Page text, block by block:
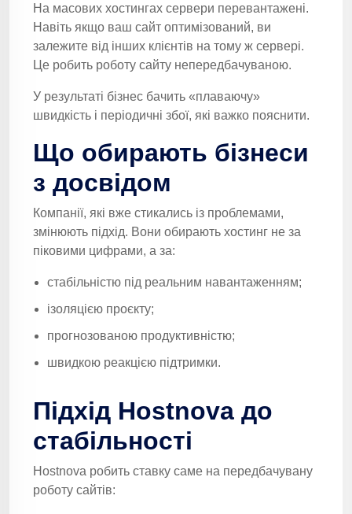
На масових хостингах сервери перевантажені.
Навіть якщо ваш сайт оптимізований, ви
залежите від інших клієнтів на тому ж сервері.
Це робить роботу сайту непередбачуваною.
У результаті бізнес бачить «плаваючу»
швидкість і періодичні збої, які важко пояснити.
Що обирають бізнеси
з досвідом
Компанії, які вже стикались із проблемами,
змінюють підхід. Вони обирають хостинг не за
піковими цифрами, а за:
стабільністю під реальним навантаженням;
ізоляцією проєкту;
прогнозованою продуктивністю;
швидкою реакцією підтримки.
Підхід Hostnova до
стабільності
Hostnova робить ставку саме на передбачувану
роботу сайтів: